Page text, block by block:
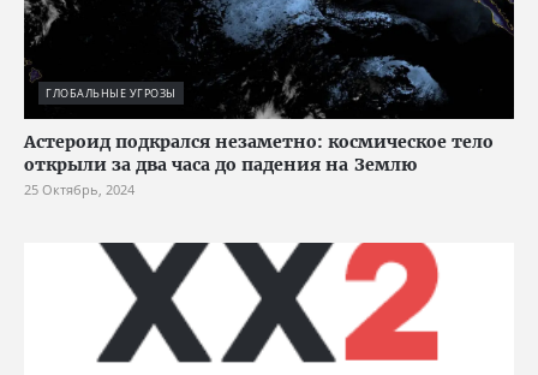
ГЛОБАЛЬНЫЕ УГРОЗЫ
Астероид подкрался незаметно: космическое тело
открыли за два часа до падения на Землю
25 Октябрь, 2024